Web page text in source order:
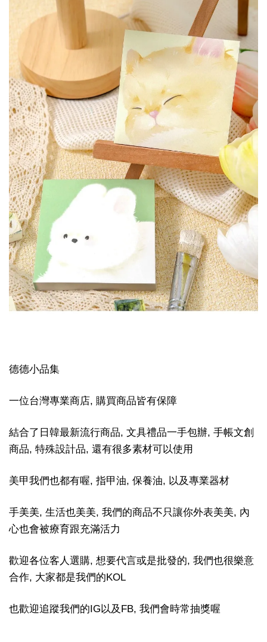
德德小品集
一位台灣專業商店, 購買商品皆有保障
結合了日韓最新流行商品, 文具禮品一手包辦, 手帳文創
商品, 特殊設計品, 還有很多素材可以使用
美甲我們也都有喔, 指甲油, 保養油, 以及專業器材
手美美, 生活也美美, 我們的商品不只讓你外表美美, 內
心也會被療育跟充滿活力
歡迎各位客人選購, 想要代言或是批發的, 我們也很樂意
合作, 大家都是我們的KOL
也歡迎追蹤我們的IG以及FB, 我們會時常抽獎喔